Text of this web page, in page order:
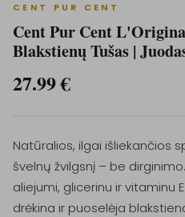
CENT PUR CENT
Cent Pur Cent
Blakstienų Tušas |
27.99€
Natūralios, ilgai išliekančios
švelnų žvilgsnį – be
aliejumi, glicerinu ir vitaminu
drėkina ir puoselėja